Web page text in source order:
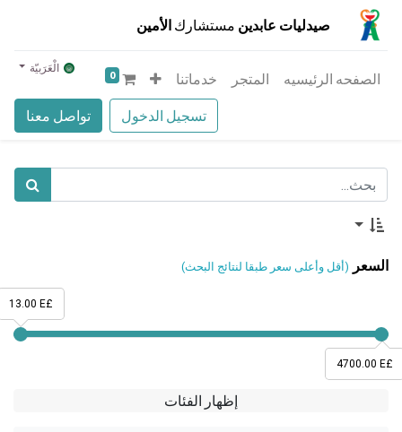
صيدليات عابدين مستشارك الأمين
تسجيل الدخول تواصل معنا
الصفحه الرئيسيه المتجر خدماتنا 0 الْعَرَبيّة
إظهار الفئات
السعر (أقل وأعلى سعر طبقا لنتائج البحث)
4700.00 E£
13.00 E£